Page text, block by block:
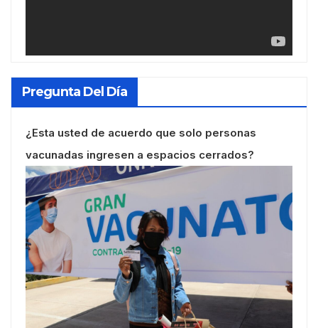
Pregunta Del Día
¿Esta usted de acuerdo que solo personas
vacunadas ingresen a espacios cerrados?